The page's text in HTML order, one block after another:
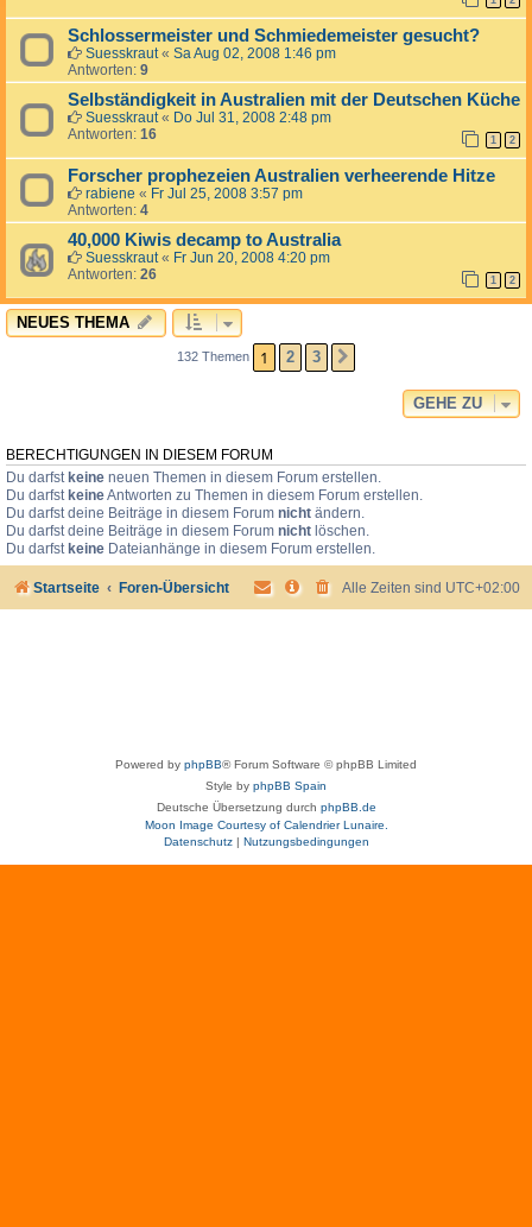
Schlossermeister und Schmiedemeister gesucht?
Suesskraut« Sa Aug 02, 2008 1:46 pm
Antworten: 9
Selbständigkeit in Australien mit der Deutschen Küche
Suesskraut« Do Jul 31, 2008 2:48 pm
Antworten: 16 1 2
Forscher prophezeien Australien verheerende Hitze
rabiene « Fr Jul 25, 2008 3:57 pm
Antworten: 4
40,000 Kiwis decamp to Australia
Suesskraut« Fr Jun 20, 2008 4:20 pm
Antworten: 26 1 2
NEUES THEMA
132 Themen 1 2 3
GEHE ZU
BERECHTIGUNGEN IN DIESEM FORUM
Du darfst keine neuen Themen in diesem Forum erstellen.
Du darfst keineAntworten zu Themen in diesem Forum erstellen.
Du darfst deine Beiträge in diesem Forum nicht ändern.
Du darfst deine Beiträge in diesem Forum nicht löschen.
Du darfst keine Dateianhänge in diesem Forum erstellen.
Startseite Foren-Übersicht Alle Zeiten sind UTC+02:00
Powered by phpBB® Forum Software © phpBB Limited
Style by phpBB Spain
Deutsche Übersetzung durch phpBB.de
Moon Image Courtesy of Calendrier Lunaire.
Datenschutz| Nutzungsbedingungen